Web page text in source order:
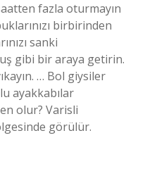
fazla oturmayın
birbirinden
sanki
gibi bir araya getirin.
… Bol giysiler
ayakkabılar
olur? Varisli
görülür.